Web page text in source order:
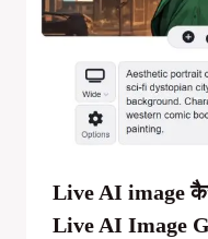
Live AI image
Live AI Image